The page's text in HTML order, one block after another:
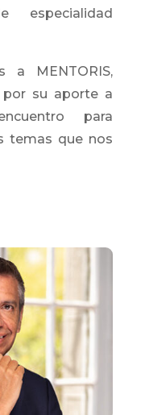
especialidad
a MENTORIS,
por su aporte a
para
temas que nos